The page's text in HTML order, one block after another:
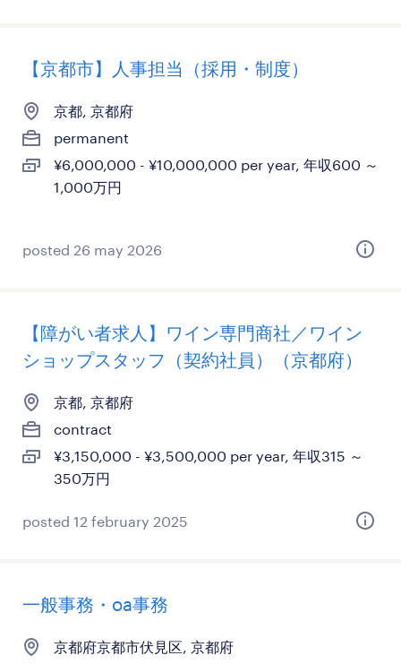
【京都市】人事担当（採用・制度）
京都, 京都府
permanent
¥6,000,000 - ¥10,000,000 per year, 年収600 ～
1,000万円
posted 26 may 2026
【障がい者求人】ワイン専門商社／ワイン
ショップスタッフ（契約社員）（京都府）
京都, 京都府
contract
¥3,150,000 - ¥3,500,000 per year, 年収315 ～
350万円
posted 12 february 2025
一般事務・oa事務
京都府京都市伏見区, 京都府